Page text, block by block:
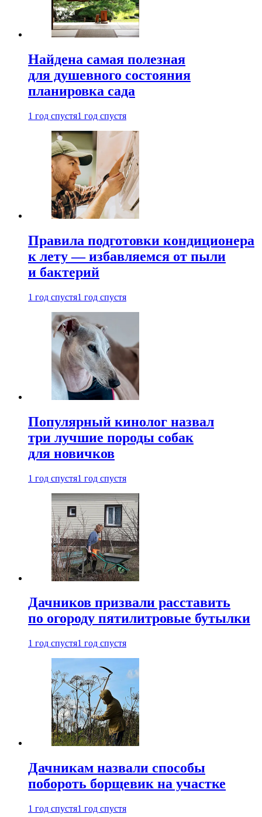
Найдена самая полезная
для душевного состояния
планировка сада
1 год спустя1 год спустя
Правила подготовки кондиционера
к лету — избавляемся от пыли
и бактерий
1 год спустя1 год спустя
Популярный кинолог назвал
три лучшие породы собак
для новичков
1 год спустя1 год спустя
Дачников призвали расставить
по огороду пятилитровые бутылки
1 год спустя1 год спустя
Дачникам назвали способы
побороть борщевик на участке
1 год спустя1 год спустя